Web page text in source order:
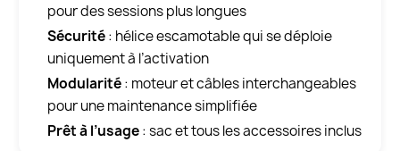
pour des sessions plus longues
Sécurité: hélice escamotable qui se déploie
uniquement à l’activation
Modularité: moteur et câbles interchangeables
pour une maintenance simplifiée
Prêt à l’usage: sac et tous les accessoires inclus